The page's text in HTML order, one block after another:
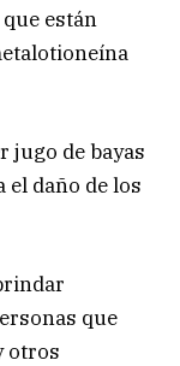
están
jugo de bayas
daño de los
que
otros